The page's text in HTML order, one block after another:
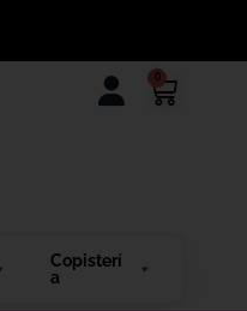
0
Copisterí
a